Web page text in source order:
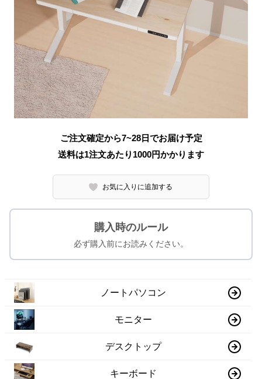
ご注文確定から7~28日でお届け予定
送料は1注文あたり 1000円かかります
お気に入りに追加する
購入時のルール
必ず購入前にお読みください。
ノートパソコン
モニター
デスクトップ
キーボード